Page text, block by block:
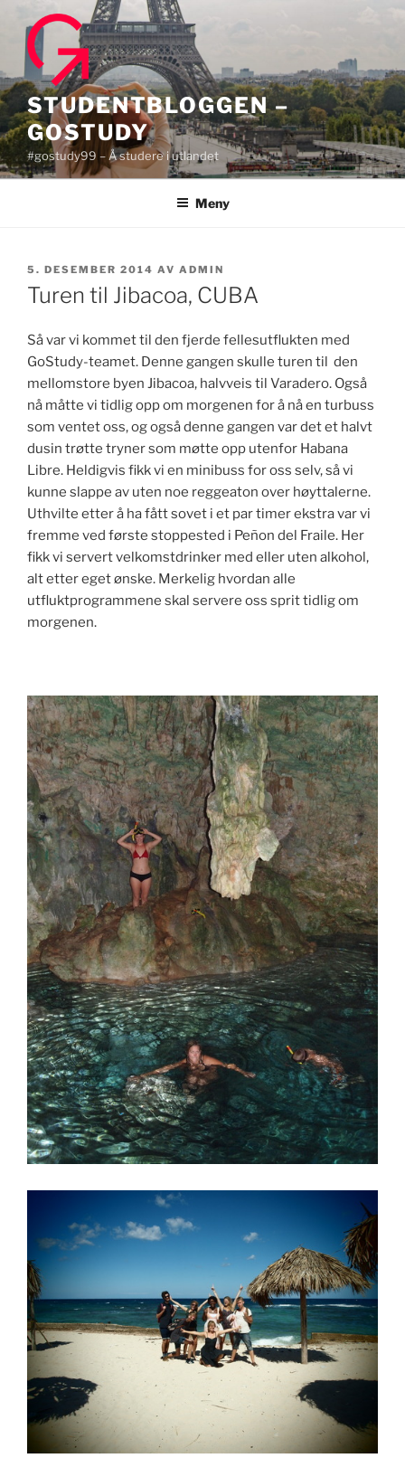
innhold
STUDENTBLOGGEN –
GOSTUDY
#gostudy99 – Å studere i utlandet
Meny
PUBLISERT
5. DESEMBER 2014 AV ADMIN
Turen til Jibacoa, CUBA
Så var vi kommet til den fjerde fellesutflukten med
GoStudy-teamet. Denne gangen skulle turen til den
mellomstore byen Jibacoa, halvveis til Varadero. Også
nå måtte vi tidlig opp om morgenen for å nå en turbuss
som ventet oss, og også denne gangen var det et halvt
dusin trøtte tryner som møtte opp utenfor Habana
Libre. Heldigvis fikk vi en minibuss for oss selv, så vi
kunne slappe av uten noe reggeaton over høyttalerne.
Uthvilte etter å ha fått sovet i et par timer ekstra var vi
fremme ved første stoppested i Peñon del Fraile. Her
fikk vi servert velkomstdrinker med eller uten alkohol,
alt etter eget ønske. Merkelig hvordan alle
utfluktprogrammene skal servere oss sprit tidlig om
morgenen.